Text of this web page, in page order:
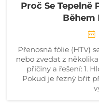
Proč Se Tepelně
Během
Přenosná fólie (HTV)
nebo zvedat z
příčiny a řešení: 1.
Pokud je řezný břit